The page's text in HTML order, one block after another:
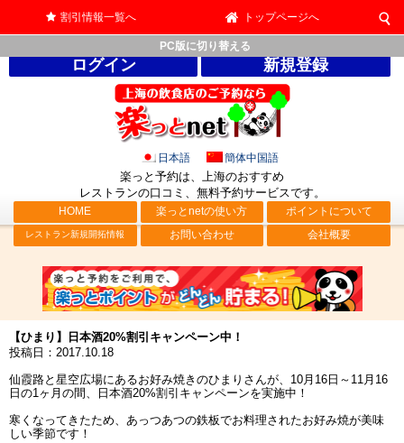
割引情報一覧へ トップページへ
PC版に切り替える
ログイン 新規登録
日本語 簡体中国語
楽っと予約は、上海のおすすめ
レストランの口コミ、無料予約サービスです。
HOME 楽っとnetの使い方 ポイントについて
レストラン新規開拓情報 お問い合わせ 会社概要
【ひまり】日本酒20%割引キャンペーン中！
投稿日：2017.10.18
仙霞路と星空広場にあるお好み焼きのひまりさんが、10月16日～11月16
日の1ヶ月の間、日本酒20%割引キャンペーンを実施中！
寒くなってきたため、あっつあつの鉄板でお料理されたお好み焼が美味
しい季節です！